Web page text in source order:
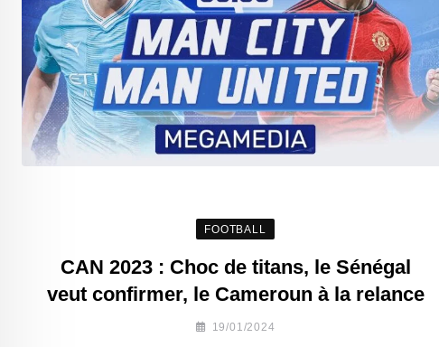
FOOTBALL
CAN 2023 : Choc de titans, le Sénégal
veut confirmer, le Cameroun à la relance
19/01/2024